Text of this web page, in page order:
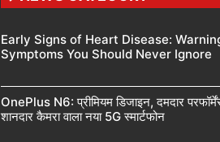
Early Signs of Heart Disease:
Symptoms You Should Never Ignore
OnePlus N6: प्रीमियम डिजाइन, दमदार
शानदार कैमरा वाला नया 5G स्मार्टफोन